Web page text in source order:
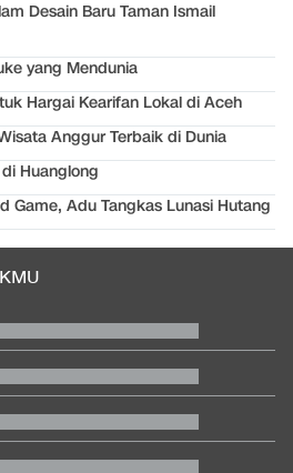
Desain Baru Taman Ismail
yang Mendunia
Hargai Kearifan Lokal di Aceh
Anggur Terbaik di Dunia
Huanglong
Game, Adu Tangkas Lunasi Hutang